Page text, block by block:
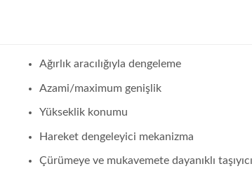
Ağırlık aracılığıyla dengeleme
Azami/maximum genişlik
Yükseklik konumu
Hareket dengeleyici mekanizma
Çürümeye ve mukavemete dayanıklı taşıyıcı